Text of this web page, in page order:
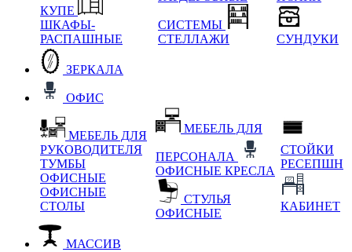
КУПЕ
ШКАФЫ-
РАСПАШНЫЕ
СИСТЕМЫ
СТЕЛЛАЖИ
СУНДУКИ
ЗЕРКАЛА
ОФИС
МЕБЕЛЬ ДЛЯ
РУКОВОДИТЕЛЯ
ТУМБЫ
ОФИСНЫЕ
ОФИСНЫЕ
СТОЛЫ
МЕБЕЛЬ ДЛЯ
ПЕРСОНАЛА
ОФИСНЫЕ КРЕСЛА
СТУЛЬЯ
ОФИСНЫЕ
СТОЙКИ
РЕСЕПШН
КАБИНЕТ
МАССИВ